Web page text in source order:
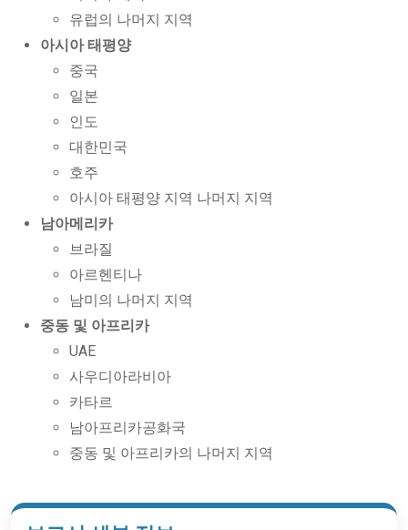
유럽의 나머지 지역
아시아 태평양
중국
일본
인도
대한민국
호주
아시아 태평양 지역 나머지 지역
남아메리카
브라질
아르헨티나
남미의 나머지 지역
중동 및 아프리카
UAE
사우디아라비아
카타르
남아프리카공화국
중동 및 아프리카의 나머지 지역